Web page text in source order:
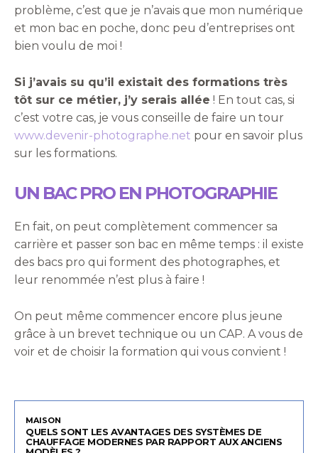
problème, c’est que je n’avais que mon numérique
et mon bac en poche, donc peu d’entreprises ont
bien voulu de moi !
Si j’avais su qu’il existait des formations très
tôt sur ce métier, j’y serais allée ! En tout cas, si
c’est votre cas, je vous conseille de faire un tour
www.devenir-photographe.net pour en savoir plus
sur les formations.
UN BAC PRO EN PHOTOGRAPHIE
En fait, on peut complètement commencer sa
carrière et passer son bac en même temps : il existe
des bacs pro qui forment des photographes, et
leur renommée n’est plus à faire !
On peut même commencer encore plus jeune
grâce à un brevet technique ou un CAP. A vous de
voir et de choisir la formation qui vous convient !
MAISON
QUELS SONT LES AVANTAGES DES SYSTÈMES DE
CHAUFFAGE MODERNES PAR RAPPORT AUX ANCIENS